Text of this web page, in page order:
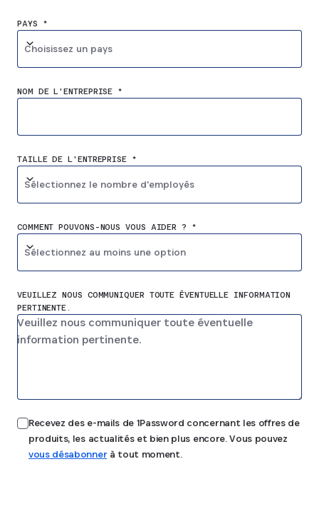
PAYS *
Choisissez un pays
NOM DE L'ENTREPRISE *
TAILLE DE L'ENTREPRISE *
Sélectionnez le nombre d'employés
COMMENT POUVONS-NOUS VOUS AIDER ? *
Sélectionnez au moins une option
VEUILLEZ NOUS COMMUNIQUER TOUTE ÉVENTUELLE INFORMATION
PERTINENTE.
Recevez des e-mails de 1Password concernant les offres de
produits, les actualités et bien plus encore. Vous pouvez
vous désabonnerà tout moment.